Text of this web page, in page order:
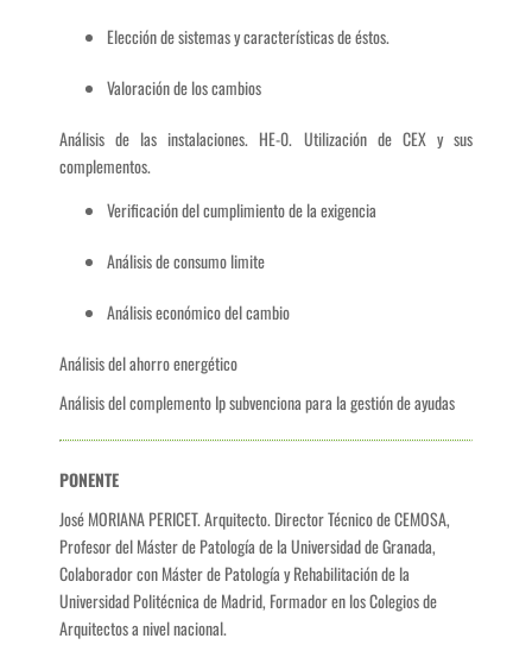
Elección de sistemas y características de éstos.
Valoración de los cambios
Análisis de las instalaciones. HE-0. Utilización de CEX y sus
complementos.
Verificación del cumplimiento de la exigencia
Análisis de consumo limite
Análisis económico del cambio
Análisis del ahorro energético
Análisis del complemento Ip subvenciona para la gestión de ayudas
PONENTE
José MORIANA PERICET. Arquitecto. Director Técnico de CEMOSA,
Profesor del Máster de Patología de la Universidad de Granada,
Colaborador con Máster de Patología y Rehabilitación de la
Universidad Politécnica de Madrid, Formador en los Colegios de
Arquitectos a nivel nacional.